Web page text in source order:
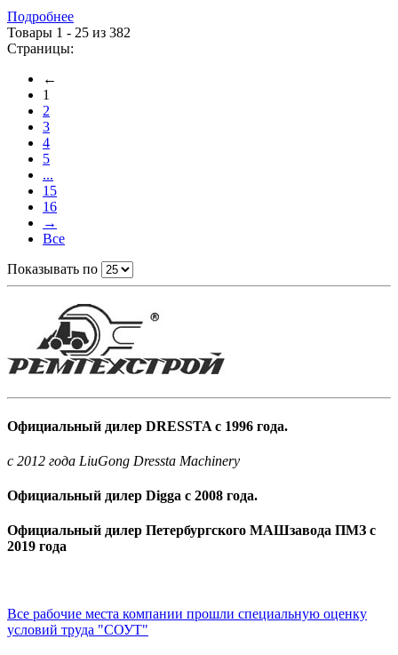
Подробнее
Товары 1 - 25 из 382
Страницы:
←
1
2
3
4
5
...
15
16
→
Все
Показывать по
Официальный дилер DRESSTA с 1996 года.
c 2012 года LiuGong Dressta Machinery
Официальный дилер Digga с 2008 года.
Официальный дилер Петербургского МАШзавода ПМЗ с
2019 года
Все рабочие места компании прошли специальную оценку
условий труда "СОУТ"